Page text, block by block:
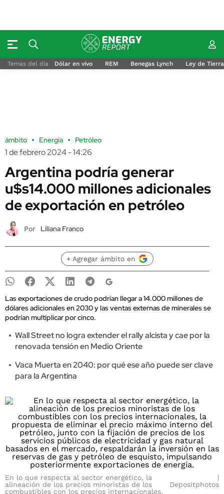
Temas del día Dólar en vivo REM Benegas Lynch Ley de
ámbito Energía Petróleo
1 de febrero 2024 - 14:26
Argentina podría generar
u$s14.000 millones adicionales
de exportación en petróleo
Por Liliana Franco
+ Agregar ámbito en
Las exportaciones de crudo podrían llegar a 14.000 millones de
dólares adicionales en 2030 y las ventas externas de minerales se
podrían multiplicar por cinco.
Wall Street no logra extender el rally alcista y cae por la
renovada tensión en Medio Oriente
Vaca Muerta en 2040: por qué ese año puede ser clave
para la Argentina
En lo que respecta al sector energético, la
alineación de los precios minoristas de los
combustibles con los precios internacionales,
Depositphotos